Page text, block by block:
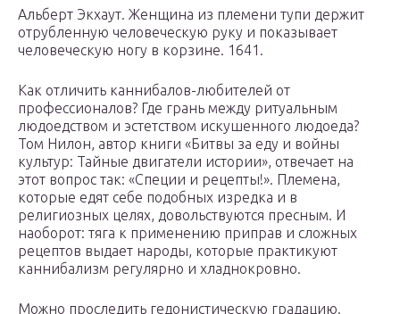
Альберт Экхаут. Женщина из племени тупи держит
отрубленную человеческую руку и показывает
человеческую ногу в корзине. 1641.
Как отличить каннибалов-любителей от
профессионалов? Где грань между ритуальным
людоедством и эстетством искушенного людоеда?
Том Нилон, автор книги «Битвы за еду и войны
культур: Тайные двигатели истории», отвечает на
этот вопрос так: «Специи и рецепты!». Племена,
которые едят себе подобных изредка и в
религиозных целях, довольствуются пресным. И
наоборот: тяга к применению приправ и сложных
рецептов выдает народы, которые практикуют
каннибализм регулярно и хладнокровно.
Можно проследить гедонистическую градацию.